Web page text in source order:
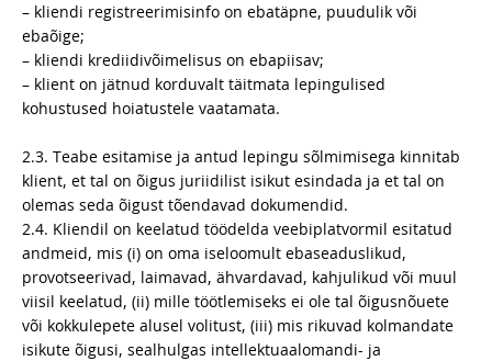
– kliendi registreerimisinfo on ebatäpne, puudulik või
ebaõige;
– kliendi krediidivõimelisus on ebapiisav;
– klient on jätnud korduvalt täitmata lepingulised
kohustused hoiatustele vaatamata.
2.3. Teabe esitamise ja antud lepingu sõlmimisega kinnitab
klient, et tal on õigus juriidilist isikut esindada ja et tal on
olemas seda õigust tõendavad dokumendid.
2.4. Kliendil on keelatud töödelda veebiplatvormil esitatud
andmeid, mis (i) on oma iseloomult ebaseaduslikud,
provotseerivad, laimavad, ähvardavad, kahjulikud või muul
viisil keelatud, (ii) mille töötlemiseks ei ole tal õigusnõuete
või kokkulepete alusel volitust, (iii) mis rikuvad kolmandate
isikute õigusi, sealhulgas intellektuaalomandi- ja